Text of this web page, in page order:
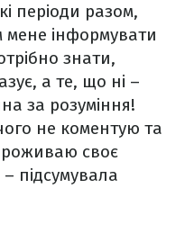
періоди разом,
інформувати
знати,
а те, що ні –
за розуміння!
не коментую та
своє
– підсумувала